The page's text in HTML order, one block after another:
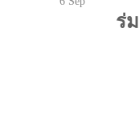
ร่ม